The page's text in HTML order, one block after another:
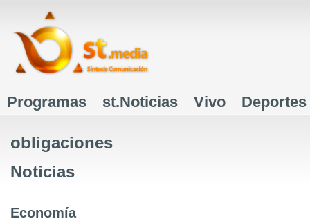
Menú principal
Programas st.Noticias Vivo Deportes
obligaciones
Noticias
Economía